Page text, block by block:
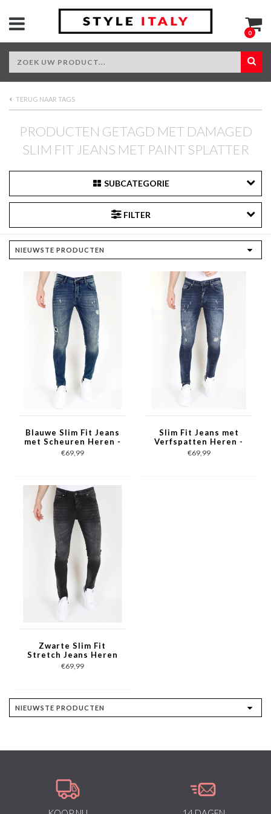
0
TERUG NAAR TAGS
PRODUCTEN GETAGD MET DAMAGED
SLIM FIT JEANS MET PAINT SPLATTER
SUBCATEGORIE
FILTER
Blauwe Slim Fit Jeans
met Scheuren Heren -
MM118- Blauw
€69,99
Slim Fit Jeans met
Verfspatten Heren -
MM115- Blauw
€69,99
Zwarte Slim Fit
Stretch Jeans Heren
met Gaten - MM113
€69,99